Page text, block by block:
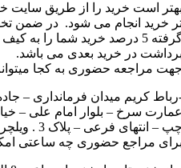
است خرید را از طریق سایت
خرید انجام می شود. در ضمن
گرفته 5 درصد خرید شما را به
در خرید بعدی می باشد.
مراجعه حضوری به کجا
رباط کریم میدان فرمانداری –
سرخ – بلوار امام علی –
– انتهای فرعی – پلاک 3 . ویلچر سازی موژان طب
مراجع حضوری چه ساعتی